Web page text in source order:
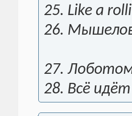
25. Like a
26.
27.
28. Всё